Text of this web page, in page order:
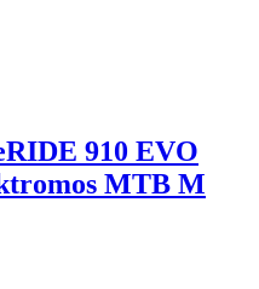
910 EVO
MTB M